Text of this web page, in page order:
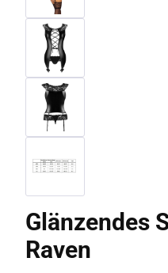
Glänzendes
Raven